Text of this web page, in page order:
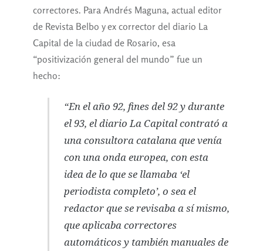
correctores. Para Andrés Maguna, actual editor
de Revista Belbo y ex corrector del diario La
Capital de la ciudad de Rosario, esa
“positivización general del mundo” fue un
hecho:
“En el año 92, fines del 92 y durante
el 93, el diario La Capital contrató a
una consultora catalana que venía
con una onda europea, con esta
idea de lo que se llamaba ‘el
periodista completo’, o sea el
redactor que se revisaba a sí mismo,
que aplicaba correctores
automáticos y también manuales de